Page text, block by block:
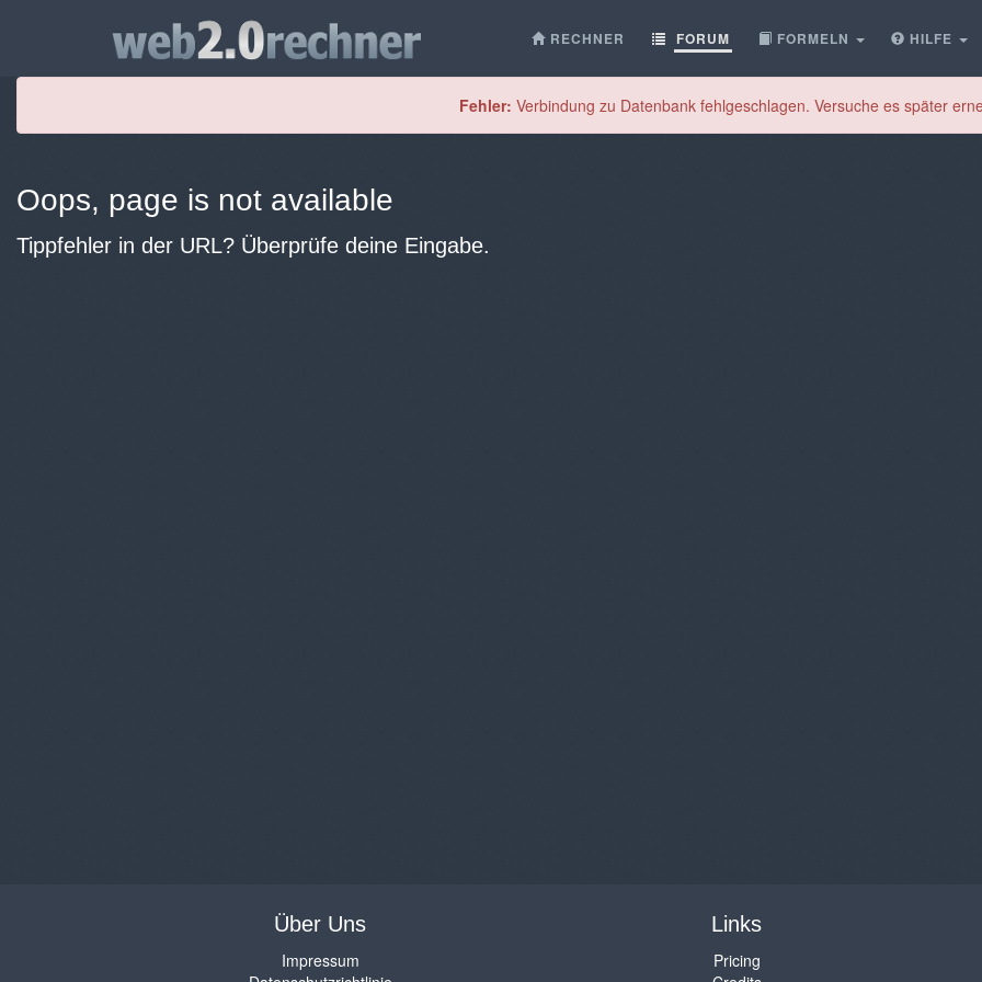
RECHNER FORUM FORMELN HILFE
Fehler: Verbindung zu Datenbank fehlgeschlagen. Versuche es später
Oops, page is not available
Tippfehler in der URL? Überprüfe deine Eingabe.
Über Uns
Impressum
Links
Pricing